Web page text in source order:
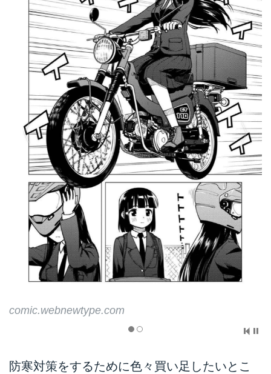
防寒対策をするために色々買い足したいとこ